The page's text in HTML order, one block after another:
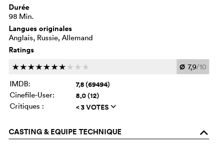
Durée
98 Min.
Langues originales
Anglais, Russie, Allemand
Ratings
ccccccc c c c Ø 7,9/10
IMDB:
7,8 (69494)
Cinefile-User: 8,0 (12)
Critiques : < 3 VOTES q
CASTING & EQUIPE TECHNIQUE o